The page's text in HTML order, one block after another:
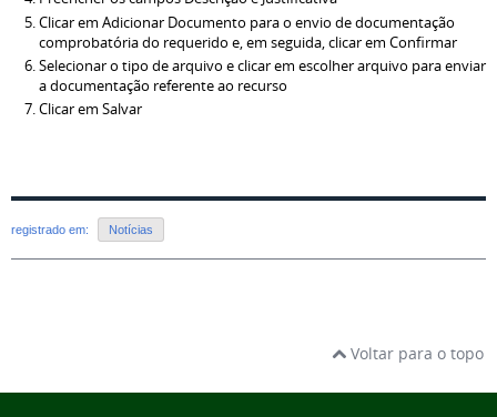
Clicar em Adicionar Documento para o envio de documentação
comprobatória do requerido e, em seguida, clicar em Confirmar
Selecionar o tipo de arquivo e clicar em escolher arquivo para enviar
a documentação referente ao recurso
Clicar em Salvar
registrado em: Notícias
Voltar para o topo